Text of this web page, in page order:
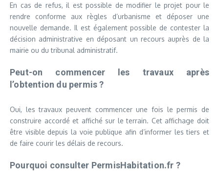
En cas de refus, il est possible de modifier le projet pour le
rendre conforme aux règles d’urbanisme et déposer une
nouvelle demande. Il est également possible de contester la
décision administrative en déposant un recours auprès de la
mairie ou du tribunal administratif.
Peut-on commencer les travaux après
l’obtention du permis ?
Oui, les travaux peuvent commencer une fois le permis de
construire accordé et affiché sur le terrain. Cet affichage doit
être visible depuis la voie publique afin d’informer les tiers et
de faire courir les délais de recours.
Pourquoi consulter PermisHabitation.fr ?